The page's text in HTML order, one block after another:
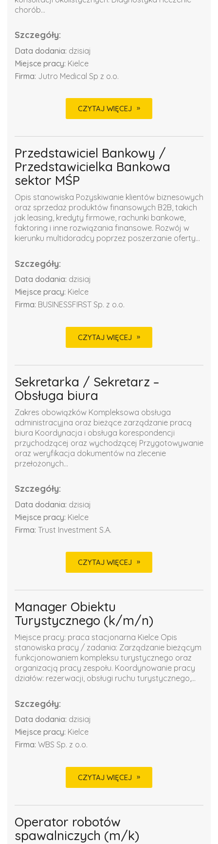
chorób...
Szczegóły:
Data dodania: dzisiaj
Miejsce pracy: Kielce
Firma: Jutro Medical Sp z o.o.
CZYTAJ WIĘCEJ
Przedstawiciel Bankowy /
Przedstawicielka Bankowa
sektor MŚP
Opis stanowiska Pozyskiwanie klientów biznesowych
oraz sprzedaż produktów finansowych B2B, takich
jak leasing, kredyty firmowe, rachunki bankowe,
faktoring i inne rozwiązania finansowe. Rozwój w
kierunku multidoradcy poprzez poszerzanie oferty...
Szczegóły:
Data dodania: dzisiaj
Miejsce pracy: Kielce
Firma: BUSINESSFIRST Sp. z o.o.
CZYTAJ WIĘCEJ
Sekretarka / Sekretarz –
Obsługa biura
Zakres obowiązków Kompleksowa obsługa
administracyjna oraz bieżące zarządzanie pracą
biura Koordynacja i obsługa korespondencji
przychodzącej oraz wychodzącej Przygotowywanie
oraz weryfikacja dokumentów na zlecenie
przełożonych...
Szczegóły:
Data dodania: dzisiaj
Miejsce pracy: Kielce
Firma: Trust Investment S.A.
CZYTAJ WIĘCEJ
Manager Obiektu
Turystycznego (k/m/n)
Miejsce pracy: praca stacjonarna Kielce Opis
stanowiska pracy / zadania: Zarządzanie bieżącym
funkcjonowaniem kompleksu turystycznego oraz
organizacją pracy zespołu. Koordynowanie pracy
działów: rezerwacji, obsługi ruchu turystycznego,...
Szczegóły:
Data dodania: dzisiaj
Miejsce pracy: Kielce
Firma: WBS Sp. z o.o.
CZYTAJ WIĘCEJ
Operator robotów
spawalniczych (m/k)